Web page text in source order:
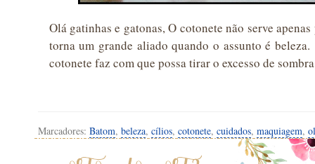
Olá gatinhas e gatonas, O cotonete não serve
torna um grande aliado quando o assunto é
cotonete faz com que possa tirar o excesso de
Marcadores: Batom, beleza, cílios, cotonete, cuidados, maquiagem,